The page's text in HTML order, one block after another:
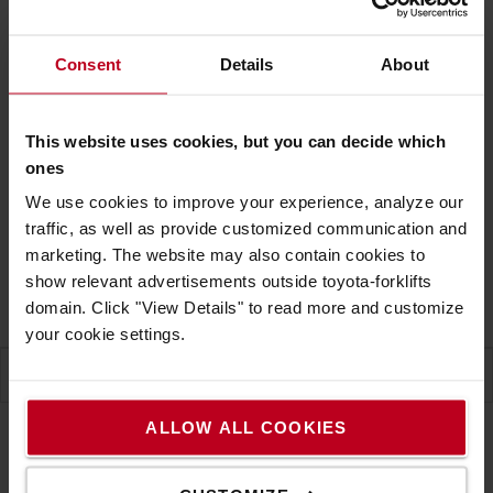
Consent Details About
This website uses cookies, but you can decide which
ones
We use cookies to improve your experience, analyze our
traffic, as well as provide customized communication and
marketing. The website may also contain cookies to
show relevant advertisements outside toyota-forklifts
domain. Click "View Details" to read more and customize
your cookie settings.
ALLOW ALL COOKIES
KONTAKTUJTE NÁS
Predpokladaný dodací termín na dopyt(+4,90 €za
objednávku )
Dodacia lehota na vyžiadanie
Záruka
Špecifikácia